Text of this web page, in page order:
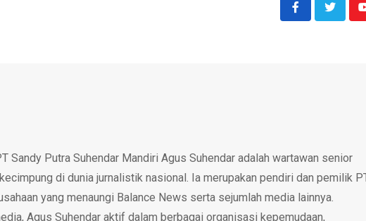
Sandy Putra Suhendar Mandiri Agus Suhendar adalah wartawan senior
di dunia jurnalistik nasional. Ia merupakan pendiri dan pemilik
yang menaungi Balance News serta sejumlah media lainnya.
Agus Suhendar aktif dalam berbagai organisasi kepemudaan,